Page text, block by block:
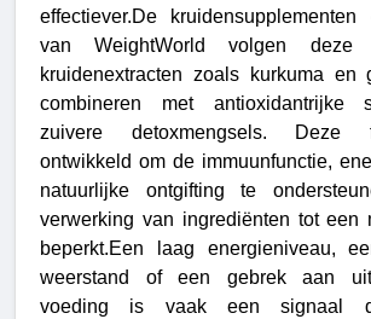
effectiever.De
van WeightWorld volgen deze
kruidenextracten zoals kurkuma en
combineren met antioxidantrijke
zuivere detoxmengsels. Deze
ontwikkeld om de immuunfunctie,
natuurlijke ontgifting te
verwerking van ingrediënten tot een
beperkt.Een laag energieniveau,
weerstand of een gebrek aan
voeding is vaak een signaal